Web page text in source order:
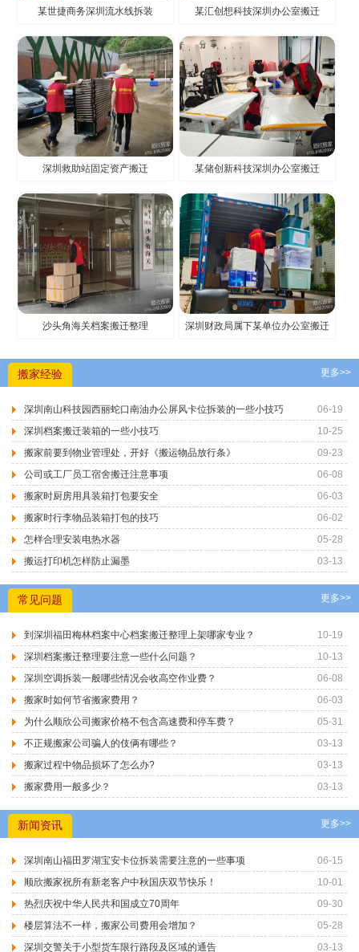
某世捷商务深圳流水线拆装 某汇创想科技深圳办公室搬迁
深圳救助站固定资产搬迁 某储创新科技深圳办公室搬迁
沙头角海关档案搬迁整理 深圳财政局属下某单位办公室搬迁
更多>>
搬家经验
06-19
深圳南山科技园西丽蛇口南油办公屏风卡位拆装的一些小技巧
10-25
深圳档案搬迁装箱的一些小技巧
09-23
搬家前要到物业管理处，开好《搬运物品放行条》
06-08
公司或工厂员工宿舍搬迁注意事项
06-03
搬家时厨房用具装箱打包要安全
06-02
搬家时行李物品装箱打包的技巧
05-28
怎样合理安装电热水器
03-13
搬运打印机怎样防止漏墨
更多>>
常见问题
10-19
到深圳福田梅林档案中心档案搬迁整理上架哪家专业？
10-13
深圳档案搬迁整理要注意一些什么问题？
06-08
深圳空调拆装一般哪些情况会收高空作业费？
06-03
搬家时如何节省搬家费用？
05-31
为什么顺欣公司搬家价格不包含高速费和停车费？
03-13
不正规搬家公司骗人的伎俩有哪些？
03-13
搬家过程中物品损坏了怎么办?
03-13
搬家费用一般多少？
更多>>
新闻资讯
06-15
深圳南山福田罗湖宝安卡位拆装需要注意的一些事项
10-01
顺欣搬家祝所有新老客户中秋国庆双节快乐！
09-30
热烈庆祝中华人民共和国成立70周年
05-28
楼层算法不一样，搬家公司费用会增加？
03-13
深圳交警关于小型货车限行路段及区域的通告